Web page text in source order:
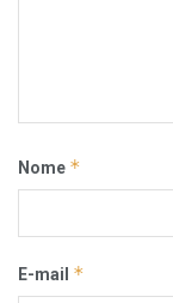
Nome *
E-mail *